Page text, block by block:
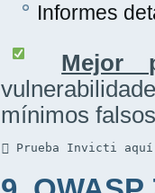
Informes
Mejor
mínimos
 Prueba Invicti